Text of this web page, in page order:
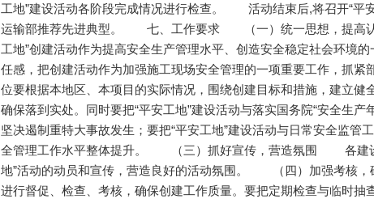
工地”建设活动各阶段完成情况进行检查。 活动结束后,将召开“平
运输部推荐先进典型。 七、工作要求 （一）统一思想，提高
工地”创建活动作为提高安全生产管理水平、创造安全稳定社会环境
任感，把创建活动作为加强施工现场安全管理的一项重要工作，
位要根据本地区、本项目的实际情况，围绕创建目标和措施，建立
确保落到实处。同时要把“平安工地”建设活动与落实国务院“安全生产
坚决遏制重特大事故发生；要把“平安工地”建设活动与日常安全监
全管理工作水平整体提升。 （三）抓好宣传，营造氛围 各建设
地”活动的动员和宣传，营造良好的活动氛围。 （四）加强考核
进行督促、检查、考核，确保创建工作质量。要把定期检查与临时